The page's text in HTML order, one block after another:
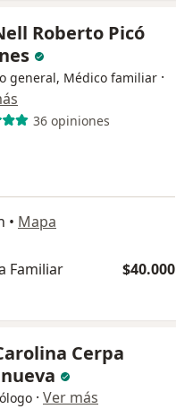
Roberto Picó
general, Médico familiar ·
36 opiniones
• Mapa
Familiar $40.000
Cerpa
· Ver más